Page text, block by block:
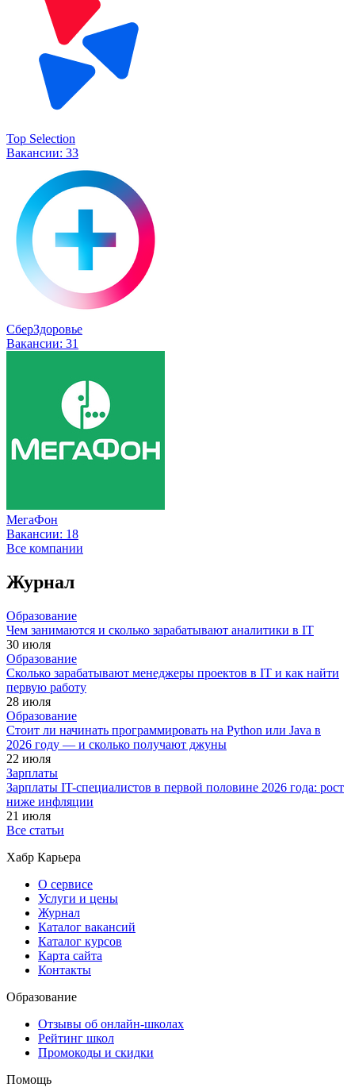
Top Selection
Вакансии: 33
СберЗдоровье
Вакансии: 31
МегаФон
Вакансии: 18
Все компании
Журнал
Образование
Чем занимаются и сколько зарабатывают аналитики в IT
30 июля
Образование
Сколько зарабатывают менеджеры проектов в IT и как найти
первую работу
28 июля
Образование
Стоит ли начинать программировать на Python или Java в
2026 году — и сколько получают джуны
22 июля
Зарплаты
Зарплаты IT-специалистов в первой половине 2026 года: рост
ниже инфляции
21 июля
Все статьи
Хабр Карьера
О сервисе
Услуги и цены
Журнал
Каталог вакансий
Каталог курсов
Карта сайта
Контакты
Образование
Отзывы об онлайн-школах
Рейтинг школ
Промокоды и скидки
Помощь